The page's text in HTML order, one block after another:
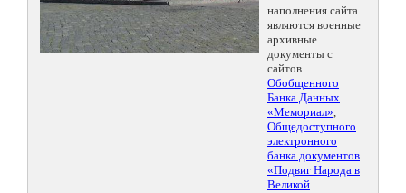
наполнения сайта
являются военные
архивные
документы с
сайтов
Обобщенного
Банка Данных
«Мемориал»,
Общедоступного
электронного
банка документов
«Подвиг Народа в
Великой